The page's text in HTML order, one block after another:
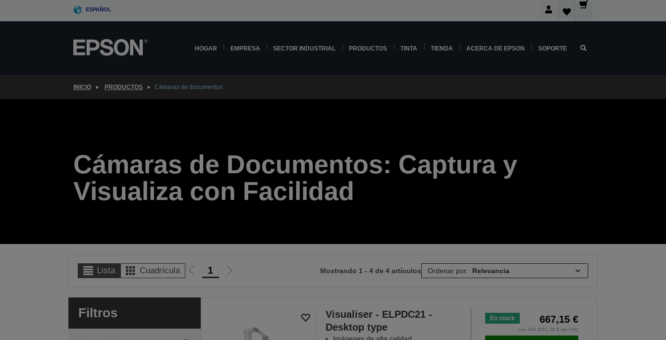
ESPAÑOL
HOGAR EMPRESA SECTOR INDUSTRIAL PRODUCTOS TINTA TIENDA ACERCA DE EPSON SOPORTE
INICIO PRODUCTOS Cámaras de documentos
Cámaras de Documentos: Captura y
Visualiza con Facilidad
Lista Cuadrícula
Ir
la
1
Ir
Mostrando 1 - 4 de 4 artículos Ordenar por:
Filtros
Visualiser - ELPDC21 -
Desktop type
En stock 667,15 €
con IVA (551,36 € sin IVA)